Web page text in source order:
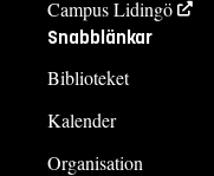
Campus Lidingö
Snabblänkar
Biblioteket
Kalender
Organisation